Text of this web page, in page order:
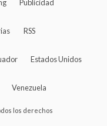
Publicidad
RSS
Estados Unidos
Venezuela
los derechos